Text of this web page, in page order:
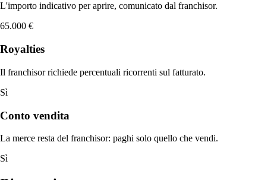
L'importo indicativo per aprire, comunicato dal franchisor.
65.000 €
Royalties
Il franchisor richiede percentuali ricorrenti sul fatturato.
Sì
Conto vendita
La merce resta del franchisor: paghi solo quello che vendi.
Sì